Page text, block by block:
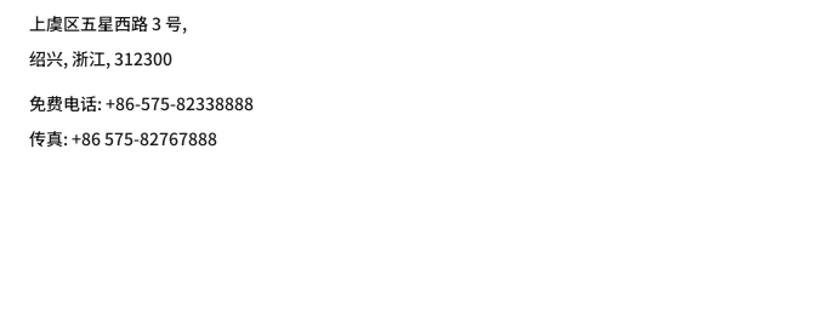
上虞区五星西路 3 号,
绍兴, 浙江, 312300
免费电话:+86-575-82338888
传真:+86 575-82767888